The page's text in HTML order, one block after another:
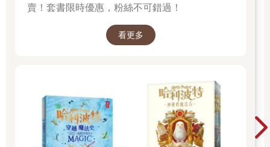
賣！套書限時優惠，粉絲不可錯過！
看更多